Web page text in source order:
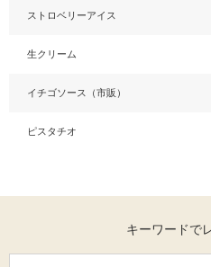
ストロベリーアイス
生クリーム
イチゴソース（市販）
ピスタチオ
キーワードで